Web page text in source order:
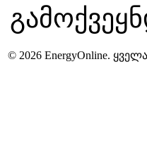
© 2026 EnergyOnline.